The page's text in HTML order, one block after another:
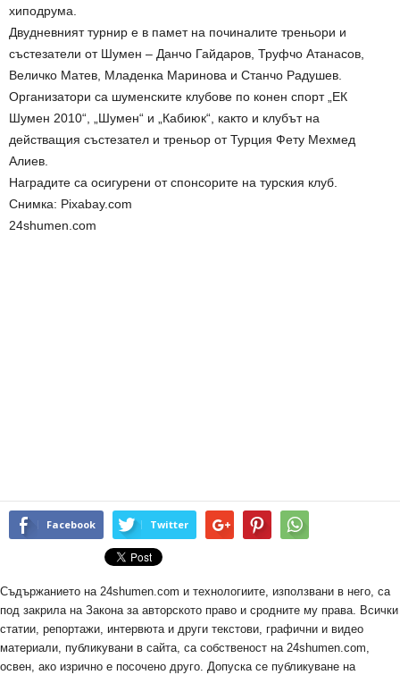
хиподрума.
Двудневният турнир е в памет на починалите треньори и
състезатели от Шумен – Данчо Гайдаров, Труфчо Атанасов,
Величко Матев, Младенка Маринова и Станчо Радушев.
Организатори са шуменските клубове по конен спорт „ЕК
Шумен 2010“, „Шумен“ и „Кабиюк“, както и клубът на
действащия състезател и треньор от Турция Фету Мехмед
Алиев.
Наградите са осигурени от спонсорите на турския клуб.
Снимка: Pixabay.com
24shumen.com
Facebook Twitter
Съдържанието на 24shumen.com и технологиите, използвани в него, са
под закрила на Закона за авторското право и сродните му права. Всички
статии, репортажи, интервюта и други текстови, графични и видео
материали, публикувани в сайта, са собственост на 24shumen.com,
освен, ако изрично е посочено друго. Допуска се публикуване на